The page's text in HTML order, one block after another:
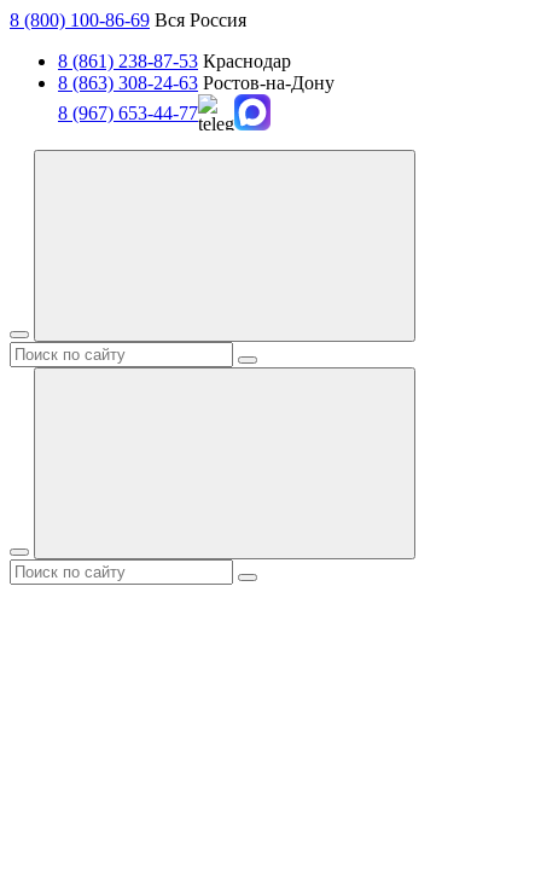
8 (800) 100-86-69 Вся Россия
8 (861) 238-87-53 Краснодар
8 (863) 308-24-63 Ростов-на-Дону
8 (967) 653-44-77